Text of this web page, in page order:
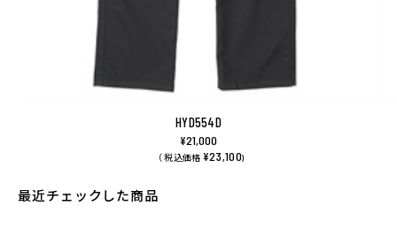
HYD554D
¥21,000
（ 税込価格 ¥23,100)
最近チェックした商品